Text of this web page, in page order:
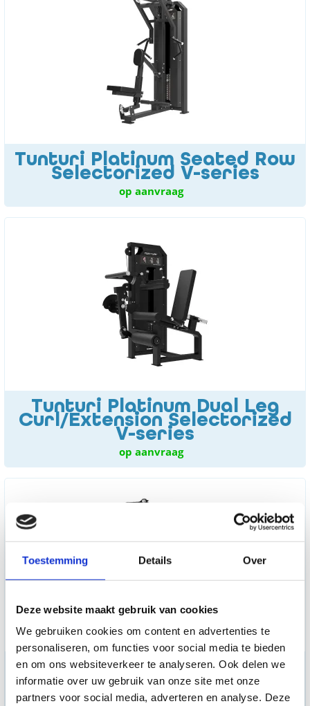
Toestemming Details Over
Deze website maakt gebruik van cookies
We gebruiken cookies om content en advertenties te
personaliseren, om functies voor social media te bieden
en om ons websiteverkeer te analyseren. Ook delen we
informatie over uw gebruik van onze site met onze
partners voor social media, adverteren en analyse. Deze
Tunturi Platinum Seated Row
Selectorized V-series
op aanvraag
Tunturi Platinum Dual Leg
Curl/Extension Selectorized
V-series
op aanvraag
Tunturi Platinum Dual Pec
Fly/Rear Delt Selectorized
V-series